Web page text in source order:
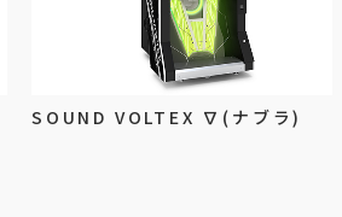
SOUND VOLTEX ∇(ナブラ)